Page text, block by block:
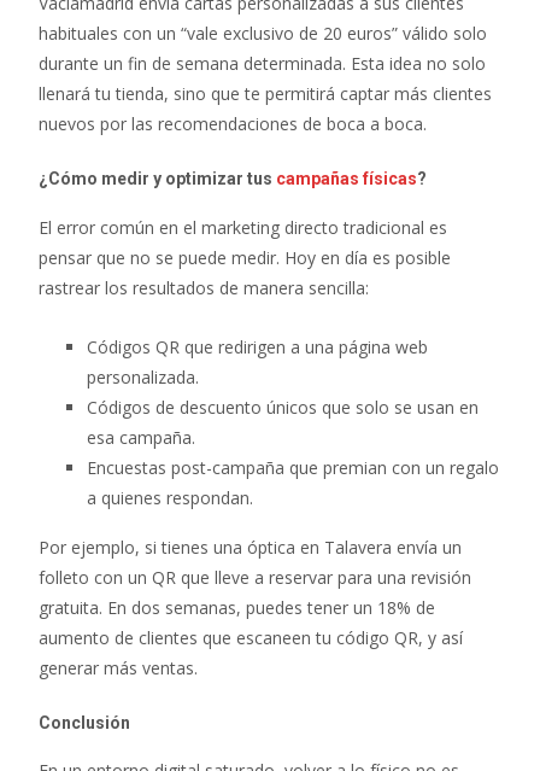
habituales con un “vale exclusivo de 20 euros” válido solo
durante un fin de semana determinada. Esta idea no solo
llenará tu tienda, sino que te permitirá captar más clientes
nuevos por las recomendaciones de boca a boca.
¿Cómo medir y optimizar tus campañas físicas?
El error común en el marketing directo tradicional es
pensar que no se puede medir. Hoy en día es posible
rastrear los resultados de manera sencilla:
Códigos QR que redirigen a una página web
personalizada.
Códigos de descuento únicos que solo se usan en
esa campaña.
Encuestas post-campaña que premian con un regalo
a quienes respondan.
Por ejemplo, si tienes una óptica en Talavera envía un
folleto con un QR que lleve a reservar para una revisión
gratuita. En dos semanas, puedes tener un 18% de
aumento de clientes que escaneen tu código QR, y así
generar más ventas.
Conclusión